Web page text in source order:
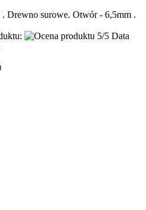
Drewno surowe. Otwór - 6,5mm .
Data